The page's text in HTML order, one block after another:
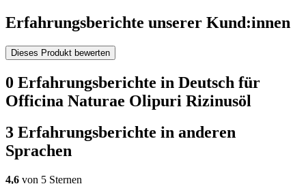
Erfahrungsberichte unserer Kund:innen
Dieses Produkt bewerten
0 Erfahrungsberichte in Deutsch für
Officina Naturae Olipuri Rizinusöl
3 Erfahrungsberichte in anderen
Sprachen
4,6 von 5 Sternen